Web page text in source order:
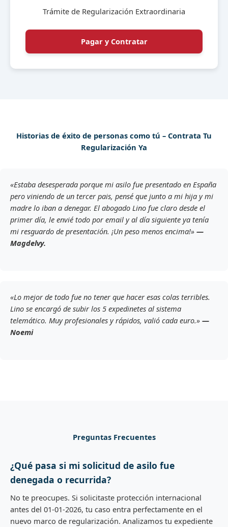
Trámite de Regularización Extraordinaria
Pagar y Contratar
Historias de éxito de personas como tú – Contrata Tu
Regularización Ya
«Estaba desesperada porque mi asilo fue presentado en España
pero viniendo de un tercer pais, pensé que junto a mi hija y mi
madre lo iban a denegar. El abogado Lino fue claro desde el
primer día, le envié todo por email y al día siguiente ya tenía
mi resguardo de presentación. ¡Un peso menos encima!» —
Magdelvy.
«Lo mejor de todo fue no tener que hacer esas colas terribles.
Lino se encargó de subir los 5 expedinetes al sistema
telemático. Muy profesionales y rápidos, valió cada euro.» —
Noemi
Preguntas Frecuentes
¿Qué pasa si mi solicitud de asilo fue
denegada o recurrida?
No te preocupes. Si solicitaste protección internacional
antes del 01-01-2026, tu caso entra perfectamente en el
nuevo marco de regularización. Analizamos tu expediente